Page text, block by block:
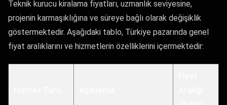
Teknik kurucu kiralama fiyatları, uzmanlık seviyesine,
projenin karmaşıklığına ve süreye bağlı olarak değişiklik
göstermektedir. Aşağıdaki tablo, Türkiye pazarında genel
fiyat aralıklarını ve hizmetlerin özelliklerini içermektedir: